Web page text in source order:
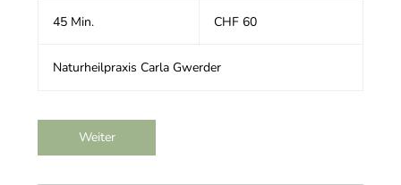
45 Min.
i
Franken
CHF 60
Naturheilpraxis Carla Gwerder
Weiter